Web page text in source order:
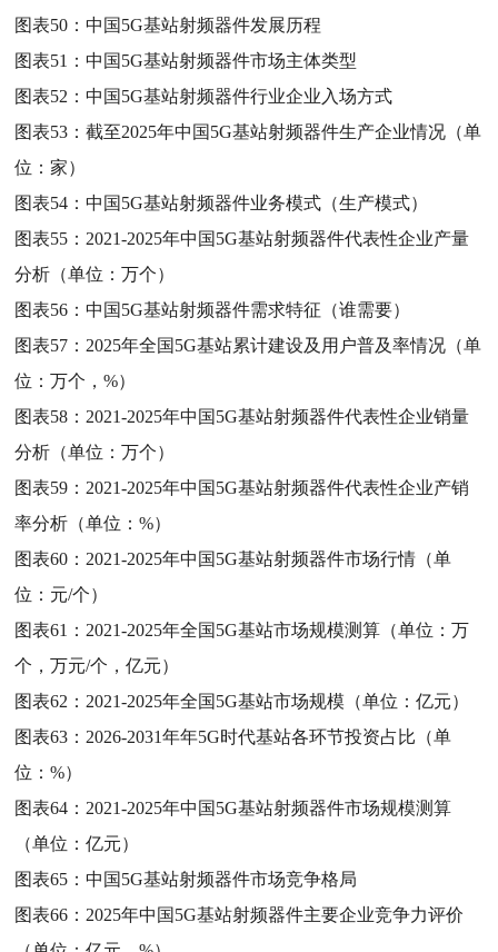
图表50：中国5G基站射频器件发展历程
图表51：中国5G基站射频器件市场主体类型
图表52：中国5G基站射频器件行业企业入场方式
图表53：截至2025年中国5G基站射频器件生产企业情况（单
位：家）
图表54：中国5G基站射频器件业务模式（生产模式）
图表55： 2021-2025年中国5G基站射频器件代表性企业产量
分析（单位：万个）
图表56：中国5G基站射频器件需求特征（谁需要）
图表57： 2025年全国5G基站累计建设及用户普及率情况（单
位：万个，%）
图表58： 2021-2025年中国5G基站射频器件代表性企业销量
分析（单位：万个）
图表59： 2021-2025年中国5G基站射频器件代表性企业产销
率分析（单位：%）
图表60： 2021-2025年中国5G基站射频器件市场行情（单
位：元/个）
图表61： 2021-2025年全国5G基站市场规模测算（单位：万
个，万元/个，亿元）
图表62： 2021-2025年全国5G基站市场规模（单位：亿元）
图表63： 2026-2031年年5G时代基站各环节投资占比（单
位：%）
图表64： 2021-2025年中国5G基站射频器件市场规模测算
（单位：亿元）
图表65：中国5G基站射频器件市场竞争格局
图表66： 2025年中国5G基站射频器件主要企业竞争力评价